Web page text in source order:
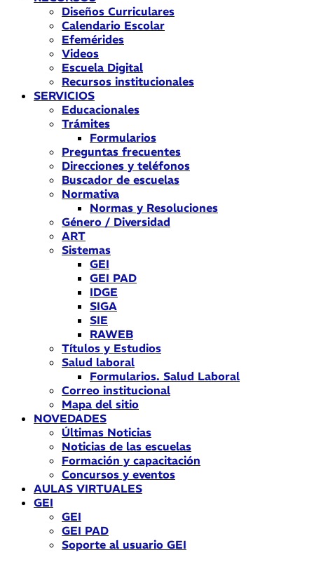
Diseños Curriculares
Calendario Escolar
Efemérides
Videos
Escuela Digital
Recursos institucionales
SERVICIOS
Educacionales
Trámites
Formularios
Preguntas frecuentes
Direcciones y teléfonos
Buscador de escuelas
Normativa
Normas y Resoluciones
Género / Diversidad
ART
Sistemas
GEI
GEI PAD
IDGE
SIGA
SIE
RAWEB
Títulos y Estudios
Salud laboral
Formularios. Salud Laboral
Correo institucional
Mapa del sitio
NOVEDADES
Últimas Noticias
Noticias de las escuelas
Formación y capacitación
Concursos y eventos
AULAS VIRTUALES
GEI
GEI
GEI PAD
Soporte al usuario GEI